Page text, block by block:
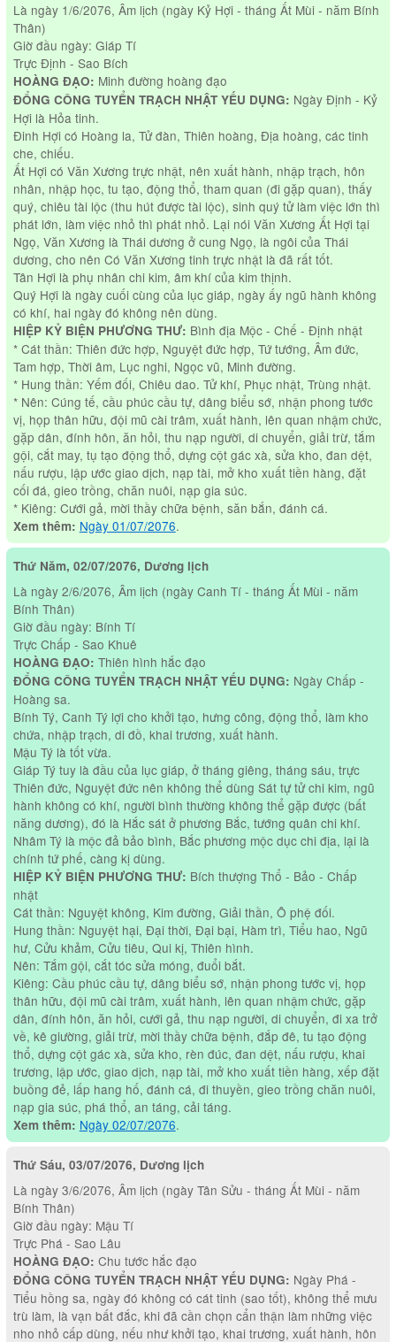
Là ngày 1/6/2076, Âm lịch (ngày Kỷ Hợi - tháng Ất Mùi - năm Bính
Thân)
Giờ đầu ngày: Giáp Tí
Trực Định - Sao Bích
HOÀNG ĐẠO: Minh đường hoàng đạo
ĐỔNG CÔNG TUYỂN TRẠCH NHẬT YẾU DỤNG: Ngày Định - Kỷ
Hợi là Hỏa tinh.
Đinh Hợi có Hoàng la, Tử đàn, Thiên hoàng, Địa hoàng, các tinh
che, chiếu.
Ất Hợi có Văn Xương trực nhật, nên xuất hành, nhập trạch, hôn
nhân, nhập học, tu tạo, động thổ, tham quan (đi gặp quan), thấy
quý, chiêu tài lộc (thu hút được tài lộc), sinh quý tử làm việc lớn thì
phát lớn, làm việc nhỏ thì phát nhỏ. Lại nói Văn Xương Ất Hợi tại
Ngọ, Văn Xương là Thái dương ở cung Ngọ, là ngôi của Thái
dương, cho nên Có Văn Xương tinh trực nhật là đã rất tốt.
Tân Hợi là phụ nhân chi kim, âm khí của kim thịnh.
Quý Hợi là ngày cuối cùng của lục giáp, ngày ấy ngũ hành không
có khí, hai ngày đó không nên dùng.
HIỆP KỶ BIỆN PHƯƠNG THƯ: Bình địa Mộc - Chế - Định nhật
* Cát thần: Thiên đức hợp, Nguyệt đức hợp, Tứ tướng, Âm đức,
Tam hợp, Thời âm, Lục nghi, Ngọc vũ, Minh đường.
* Hung thần: Yếm đối, Chiêu dao. Tử khí, Phục nhật, Trùng nhật.
* Nên: Cúng tế, cầu phúc cầu tự, dâng biểu sớ, nhận phong tước
vị, họp thân hữu, đội mũ cài trâm, xuất hành, lên quan nhậm chức,
gặp dân, đính hôn, ăn hỏi, thu nạp người, di chuyển, giải trừ, tắm
gội, cắt may, tụ tạo động thổ, dựng cột gác xà, sửa kho, đan dệt,
nấu rượu, lập ước giao dịch, nạp tài, mở kho xuất tiền hàng, đặt
cối đá, gieo trồng, chăn nuôi, nạp gia súc.
* Kiêng: Cưới gả, mời thầy chữa bệnh, săn bắn, đánh cá.
Xem thêm: Ngày 01/07/2076.
Thứ Năm, 02/07/2076, Dương lịch
Là ngày 2/6/2076, Âm lịch (ngày Canh Tí - tháng Ất Mùi - năm
Bính Thân)
Giờ đầu ngày: Bính Tí
Trực Chấp - Sao Khuê
HOÀNG ĐẠO: Thiên hình hắc đạo
ĐỔNG CÔNG TUYỂN TRẠCH NHẬT YẾU DỤNG: Ngày Chấp -
Hoàng sa.
Bính Tý, Canh Tý lợi cho khởi tạo, hưng công, động thổ, làm kho
chứa, nhập trạch, di đồ, khai trương, xuất hành.
Mậu Tý là tốt vừa.
Giáp Tý tuy là đầu của lục giáp, ở tháng giêng, tháng sáu, trực
Thiên đức, Nguyệt đức nên không thể dùng Sát tự tử chi kim, ngũ
hành không có khí, người bình thường không thể gặp được (bất
năng dương), đó là Hắc sát ở phương Bắc, tướng quân chi khí.
Nhâm Tý là mộc đả bảo bình, Bắc phương mộc dục chi địa, lại là
chính tứ phế, càng kị dùng.
HIỆP KỶ BIỆN PHƯƠNG THƯ: Bích thượng Thổ - Bảo - Chấp
nhật
Cát thần: Nguyệt không, Kim đường, Giải thần, Ô phệ đối.
Hung thần: Nguyệt hại, Đại thời, Đại bại, Hàm trì, Tiểu hao, Ngũ
hư, Cửu khảm, Cửu tiêu, Qui kị, Thiên hình.
Nên: Tắm gội, cắt tóc sửa móng, đuổi bắt.
Kiêng: Cầu phúc cầu tự, dâng biểu sớ, nhận phong tước vị, họp
thân hữu, đội mũ cài trâm, xuất hành, lên quan nhậm chức, gặp
dân, đính hôn, ăn hỏi, cưới gả, thu nạp người, di chuyển, đi xa trở
về, kê giường, giải trừ, mời thầy chữa bệnh, đắp đê, tu tạo động
thổ, dựng cột gác xà, sửa kho, rèn đúc, đan dệt, nấu rượu, khai
trương, lập ước, giao dịch, nạp tài, mở kho xuất tiền hàng, xếp đặt
buồng đẻ, lấp hang hố, đánh cá, đi thuyền, gieo trồng chăn nuôi,
nạp gia súc, phá thổ, an táng, cải táng.
Xem thêm: Ngày 02/07/2076.
Thứ Sáu, 03/07/2076, Dương lịch
Là ngày 3/6/2076, Âm lịch (ngày Tân Sửu - tháng Ất Mùi - năm
Bính Thân)
Giờ đầu ngày: Mậu Tí
Trực Phá - Sao Lâu
HOÀNG ĐẠO: Chu tước hắc đạo
ĐỔNG CÔNG TUYỂN TRẠCH NHẬT YẾU DỤNG: Ngày Phá -
Tiểu hồng sa, ngày đó không có cát tinh (sao tốt), không thể mưu
trù làm, là vạn bất đắc, khi đã cần chọn cẩn thận làm những việc
nho nhỏ cấp dùng, nếu như khởi tạo, khai trương, xuất hành, hôn